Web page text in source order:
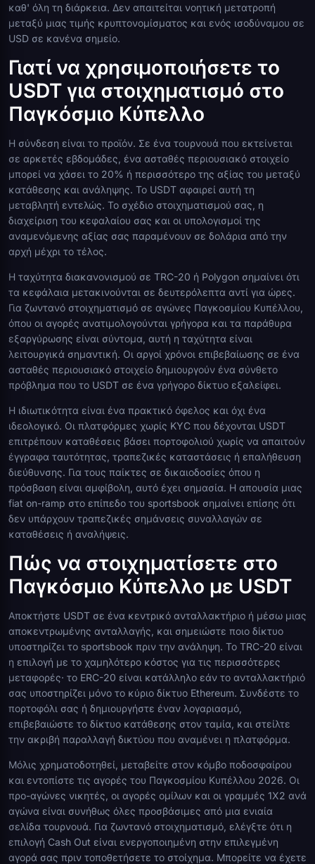
καθ' όλη τη διάρκεια. Δεν απαιτείται νοητική μετατροπή
μεταξύ μιας τιμής κρυπτονομίσματος και ενός ισοδύναμου σε
USD σε κανένα σημείο.
Γιατί να χρησιμοποιήσετε το
USDT για στοιχηματισμό στο
Παγκόσμιο Κύπελλο
Η σύνδεση είναι το προϊόν. Σε ένα τουρνουά που εκτείνεται
σε αρκετές εβδομάδες, ένα ασταθές περιουσιακό στοιχείο
μπορεί να χάσει το 20% ή περισσότερο της αξίας του μεταξύ
κατάθεσης και ανάληψης. Το USDT αφαιρεί αυτή τη
μεταβλητή εντελώς. Το σχέδιο στοιχηματισμού σας, η
διαχείριση του κεφαλαίου σας και οι υπολογισμοί της
αναμενόμενης αξίας σας παραμένουν σε δολάρια από την
αρχή μέχρι το τέλος.
Η ταχύτητα διακανονισμού σε TRC-20 ή Polygon σημαίνει ότι
τα κεφάλαια μετακινούνται σε δευτερόλεπτα αντί για ώρες.
Για ζωντανό στοιχηματισμό σε αγώνες Παγκοσμίου Κυπέλλου,
όπου οι αγορές ανατιμολογούνται γρήγορα και τα παράθυρα
εξαργύρωσης είναι σύντομα, αυτή η ταχύτητα είναι
λειτουργικά σημαντική. Οι αργοί χρόνοι επιβεβαίωσης σε ένα
ασταθές περιουσιακό στοιχείο δημιουργούν ένα σύνθετο
πρόβλημα που το USDT σε ένα γρήγορο δίκτυο εξαλείφει.
Η ιδιωτικότητα είναι ένα πρακτικό όφελος και όχι ένα
ιδεολογικό. Οι πλατφόρμες χωρίς KYC που δέχονται USDT
επιτρέπουν καταθέσεις βάσει πορτοφολιού χωρίς να απαιτούν
έγγραφα ταυτότητας, τραπεζικές καταστάσεις ή επαλήθευση
διεύθυνσης. Για τους παίκτες σε δικαιοδοσίες όπου η
πρόσβαση είναι αμφίβολη, αυτό έχει σημασία. Η απουσία μιας
fiat on-ramp στο επίπεδο του sportsbook σημαίνει επίσης ότι
δεν υπάρχουν τραπεζικές σημάνσεις συναλλαγών σε
καταθέσεις ή αναλήψεις.
Πώς να στοιχηματίσετε στο
Παγκόσμιο Κύπελλο με USDT
Αποκτήστε USDT σε ένα κεντρικό ανταλλακτήριο ή μέσω μιας
αποκεντρωμένης ανταλλαγής, και σημειώστε ποιο δίκτυο
υποστηρίζει το sportsbook πριν την ανάληψη. Το TRC-20 είναι
η επιλογή με το χαμηλότερο κόστος για τις περισσότερες
μεταφορές· το ERC-20 είναι κατάλληλο εάν το ανταλλακτήριό
σας υποστηρίζει μόνο το κύριο δίκτυο Ethereum. Συνδέστε το
πορτοφόλι σας ή δημιουργήστε έναν λογαριασμό,
επιβεβαιώστε το δίκτυο κατάθεσης στον ταμία, και στείλτε
την ακριβή παραλλαγή δικτύου που αναμένει η πλατφόρμα.
Μόλις χρηματοδοτηθεί, μεταβείτε στον κόμβο ποδοσφαίρου
και εντοπίστε τις αγορές του Παγκοσμίου Κυπέλλου 2026. Οι
προ-αγώνες νικητές, οι αγορές ομίλων και οι γραμμές 1X2 ανά
αγώνα είναι συνήθως όλες προσβάσιμες από μια ενιαία
σελίδα τουρνουά. Για ζωντανό στοιχηματισμό, ελέγξτε ότι η
επιλογή Cash Out είναι ενεργοποιημένη στην επιλεγμένη
αγορά σας πριν τοποθετήσετε το στοίχημα. Μπορείτε να έχετε